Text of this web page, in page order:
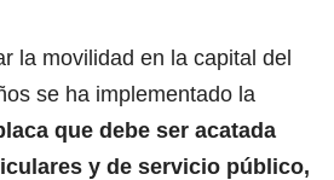
la movilidad en la capital del
se ha implementado la
que debe ser acatada
y de servicio público,